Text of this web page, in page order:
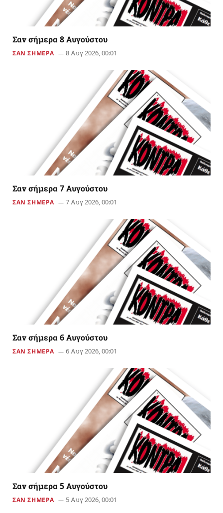
Σαν σήμερα 8 Αυγούστου
ΣΑΝ ΣΗΜΕΡΑ 8 Αυγ 2026, 00:01
Σαν σήμερα 7 Αυγούστου
ΣΑΝ ΣΗΜΕΡΑ 7 Αυγ 2026, 00:01
Σαν σήμερα 6 Αυγούστου
ΣΑΝ ΣΗΜΕΡΑ 6 Αυγ 2026, 00:01
Σαν σήμερα 5 Αυγούστου
ΣΑΝ ΣΗΜΕΡΑ 5 Αυγ 2026, 00:01